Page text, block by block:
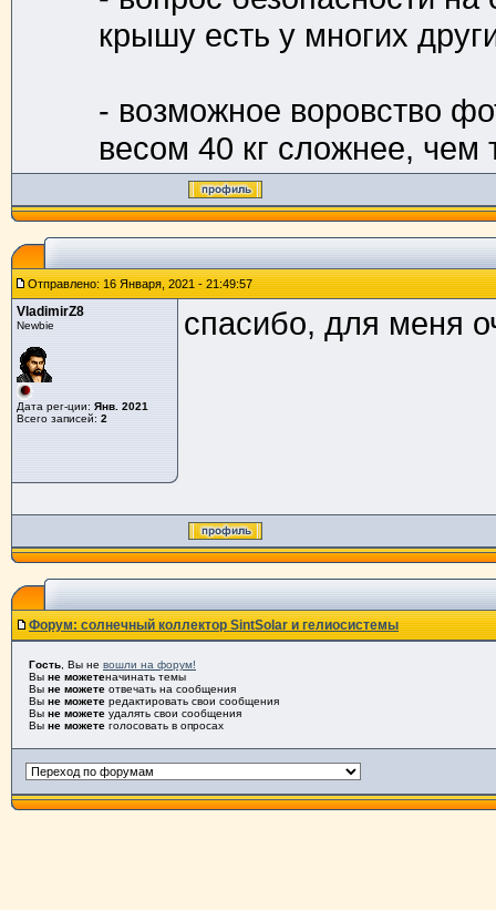
крышу есть у многих
- возможное воровство
весом 40 кг сложнее,
Отправлено: 16 Января, 2021 - 21:49:57
VladimirZ8
Newbie
Дата рег-ции: Янв. 2021
Всего записей: 2
спасибо, для меня
Форум: солнечный коллектор SintSolar и гелиосистемы
Гость , Вы не вошли на форум!
Вы не можетеначинать темы
Вы не можете отвечать на сообщения
Вы не можете редактировать свои сообщения
Вы не можете удалять свои сообщения
Вы не можете голосовать в опросах